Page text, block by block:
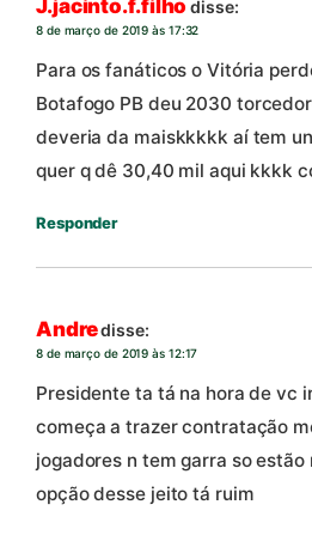
J.jacinto.f.filho disse:
8 de março de 2019 às 17:32
Para os fanáticos o Vitória
Botafogo PB deu 2030
deveria da maiskkkkk aí tem
quer q dê 30,40 mil aqui kkkk
Responder
Andredisse:
8 de março de 2019 às 12:17
Presidente ta tá na hora de vc
começa a trazer contratação
jogadores n tem garra so estão
opção desse jeito tá ruim